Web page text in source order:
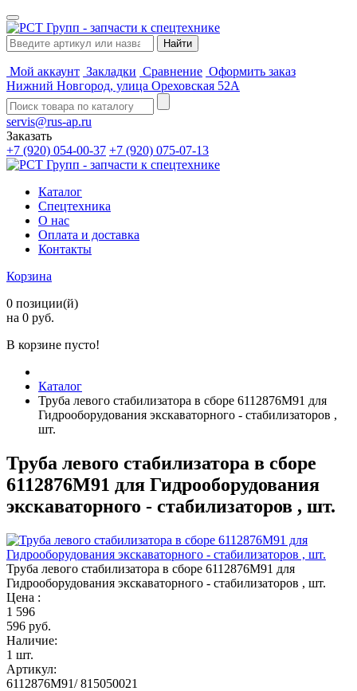
Мой аккаунт Закладки Сравнение Оформить заказ
Нижний Новгород, улица Ореховская 52А
servis@rus-ap.ru
Заказать
+7 (920) 054-00-37 +7 (920) 075-07-13
Каталог
Спецтехника
О нас
Оплата и доставка
Контакты
Корзина
0 позиции(й)
на 0 руб.
В корзине пусто!
Каталог
Труба левого стабилизатора в сборе 6112876M91 для
Гидрооборудования экскаваторного - стабилизаторов ,
шт.
Труба левого стабилизатора в сборе
6112876M91 для Гидрооборудования
экскаваторного - стабилизаторов , шт.
Труба левого стабилизатора в сборе 6112876M91 для
Гидрооборудования экскаваторного - стабилизаторов , шт.
Цена :
1 596
596 руб.
Наличие:
1 шт.
Артикул:
6112876M91/ 815050021